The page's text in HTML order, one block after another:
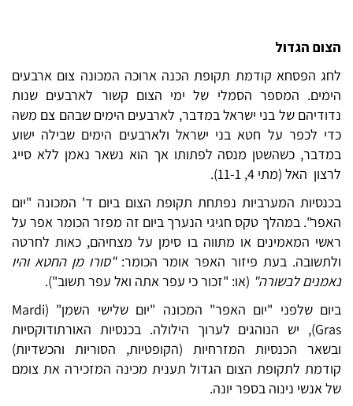
הצום הגדול
לחג הפסחא קודמת תקופת הכנה ארוכה המכונה צום ארבעים
הימים. המספר הסמלי של ימי הצום קשור לארבעים שנות
נדודיהם של בני ישראל במדבר, לארבעים הימים שבהם צם משה
כדי לכפר על חטא בני ישראל ולארבעים הימים שבילה ישוע
במדבר, כשהשטן מנסה לפתותו אך הוא נשאר נאמן ללא סייג
לרצון האל (מתי 4, 11-1).
בכנסיות המערביות נפתחת תקופת הצום ביום ד' המכונה "יום
האפר". במהלך טקס חגיגי הנערך ביום זה מפזר הכומר אפר על
ראשי המאמינים או מתווה בו סימן על מצחיהם, כאות לחרטה
ולתשובה. בעת פיזור האפר אומר הכומר:"סורו מן החטא והיו
נאמנים לבשורה" (או: "זכור כי עפר אתה ואל עפר תשוב").
ביום שלפני "יום האפר" המכונה "יום שלישי השמן" (Mardi
Gras), יש הנוהגים לערוך הילולה. בכנסיות האורתודוקסיות
ובשאר הכנסיות המזרחיות (הקופטיות, הסוריות והכשדיות)
קודמת לתקופת הצום הגדול תענית מכינה המזכירה את צומם
של אנשי נינוה בספר יונה.